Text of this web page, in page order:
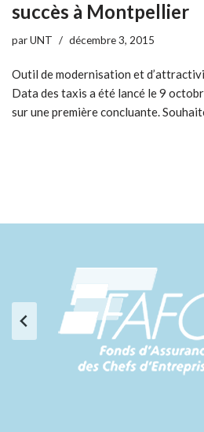
succès à Montpellier
parUNT décembre 3, 2015
Outil de modernisation et
Data des taxis a été lancé le 9
sur une première concluante.